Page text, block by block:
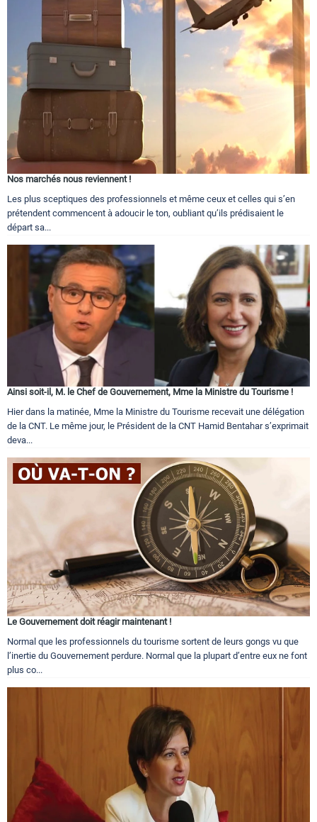
Nos marchés nous reviennent !
Les plus sceptiques des professionnels et même ceux et celles qui s’en
prétendent commencent à adoucir le ton, oubliant qu’ils prédisaient le
départ sa...
Ainsi soit-il, M. le Chef de Gouvernement, Mme la Ministre du Tourisme !
Hier dans la matinée, Mme la Ministre du Tourisme recevait une délégation
de la CNT. Le même jour, le Président de la CNT Hamid Bentahar s’exprimait
deva...
Le Gouvernement doit réagir maintenant !
Normal que les professionnels du tourisme sortent de leurs gongs vu que
l’inertie du Gouvernement perdure. Normal que la plupart d’entre eux ne font
plus co...